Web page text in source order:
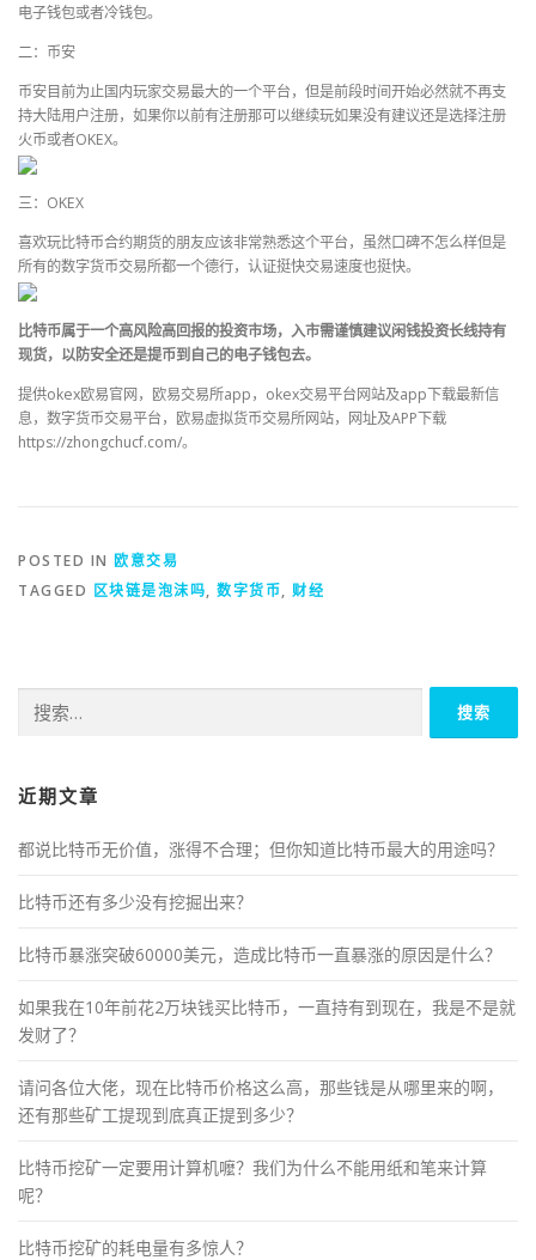
电子钱包或者冷钱包。
二：币安
币安目前为止国内玩家交易最大的一个平台，但是前段时间开始必然就不再支
持大陆用户注册，如果你以前有注册那可以继续玩如果没有建议还是选择注册
火币或者OKEX。
三：OKEX
喜欢玩比特币合约期货的朋友应该非常熟悉这个平台，虽然口碑不怎么样但是
所有的数字货币交易所都一个德行，认证挺快交易速度也挺快。
比特币属于一个高风险高回报的投资市场，入市需谨慎建议闲钱投资长线持有
现货，以防安全还是提币到自己的电子钱包去。
提供okex欧易官网，欧易交易所app，okex交易平台网站及app下载最新信
息，数字货币交易平台，欧易虚拟货币交易所网站，网址及APP下载
https://zhongchucf.com/。
POSTED IN 欧意交易
TAGGED 区块链是泡沫吗, 数字货币, 财经
索：
近期文章
都说比特币无价值，涨得不合理；但你知道比特币最大的用途吗？
比特币还有多少没有挖掘出来？
比特币暴涨突破60000美元，造成比特币一直暴涨的原因是什么？
如果我在10年前花2万块钱买比特币，一直持有到现在，我是不是就
发财了？
请问各位大佬，现在比特币价格这么高，那些钱是从哪里来的啊，
还有那些矿工提现到底真正提到多少？
比特币挖矿一定要用计算机嚒？我们为什么不能用纸和笔来计算
呢？
比特币挖矿的耗电量有多惊人？